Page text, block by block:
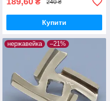
₴ 240 ₴
Купити
нержавейка –21%